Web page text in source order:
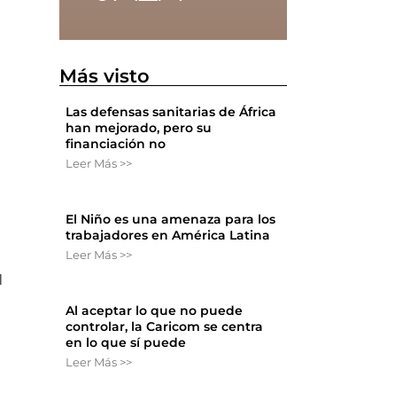
Más visto
Las defensas sanitarias de África
han mejorado, pero su
financiación no
Leer Más >>
El Niño es una amenaza para los
trabajadores en América Latina
Leer Más >>
Al aceptar lo que no puede
controlar, la Caricom se centra
en lo que sí puede
Leer Más >>